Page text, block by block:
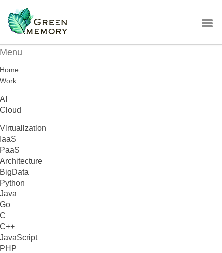
Menu
Home
Work
AI
Cloud
Virtualization
IaaS
PaaS
Architecture
BigData
Python
Java
Go
C
C++
JavaScript
PHP